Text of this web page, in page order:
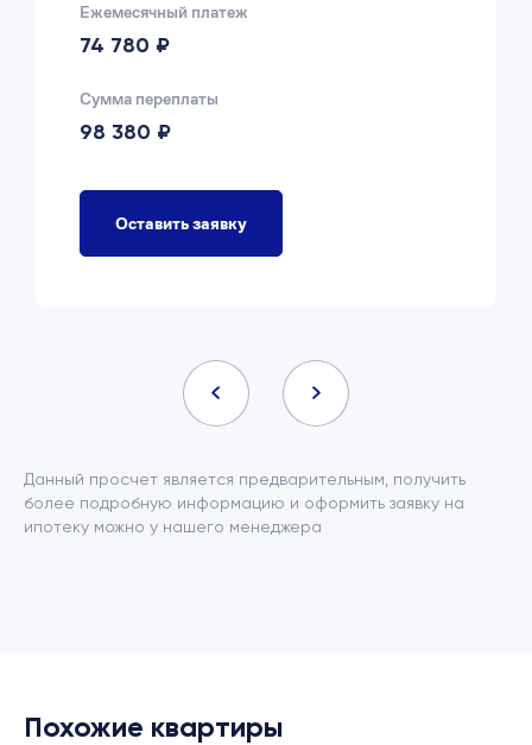
Ежемесячный платеж
74 780 ₽
Сумма переплаты
98 380 ₽
Оставить заявку
Данный просчет является предварительным, получить
более подробную информацию и оформить заявку на
ипотеку можно у нашего менеджера
Похожие квартиры